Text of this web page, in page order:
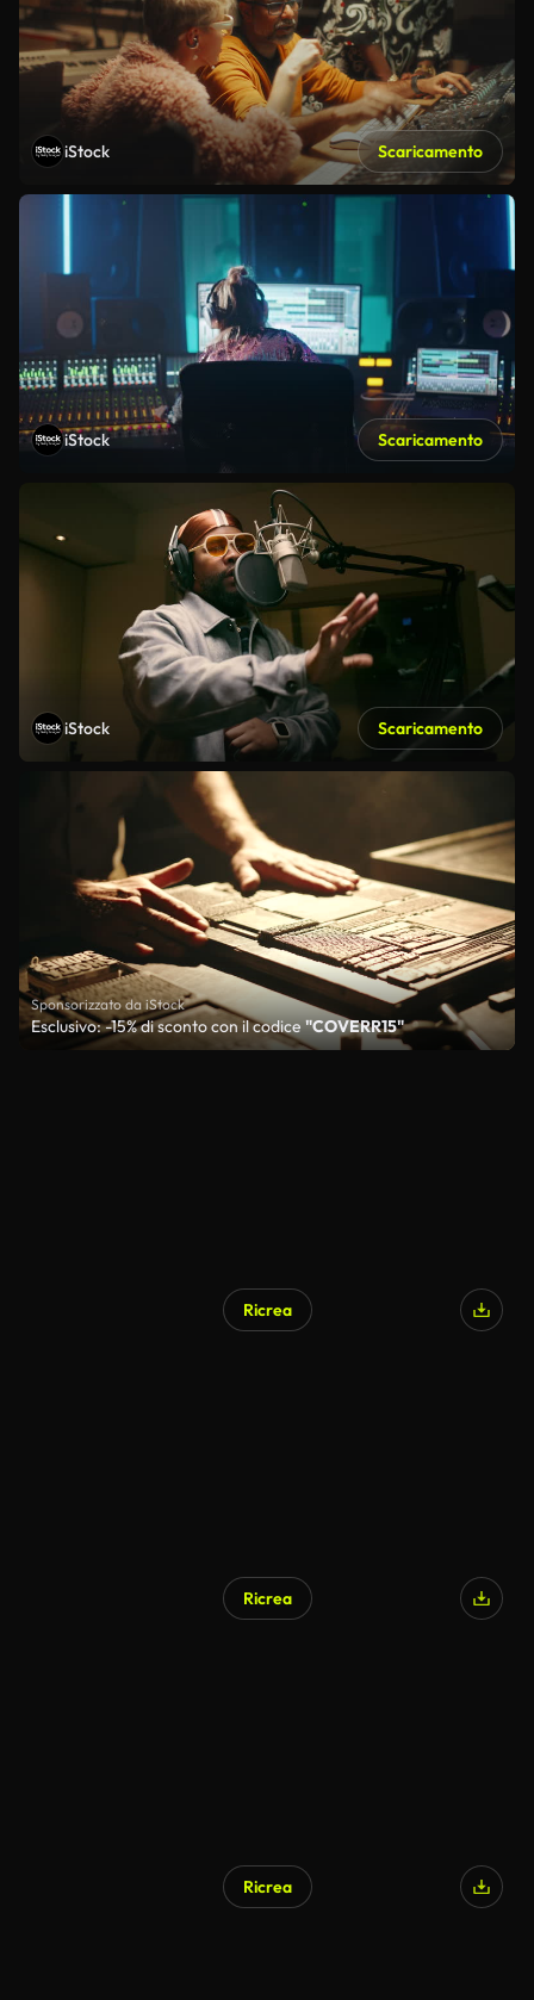
iStock Scaricamento
iStock Scaricamento
iStock Scaricamento
Sponsorizzato da iStock
Esclusivo: -15% di sconto con il codice"COVERR15"
Ricrea
Ricrea
Ricrea